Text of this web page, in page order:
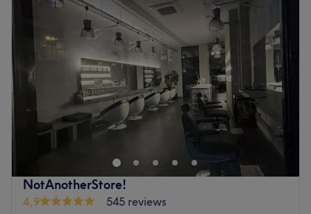
Woensdag
10:00– 18:00
Donderdag
10:00
Vrijdag
10:00
18:00
Zaterdag
10:00
Zondag
Gesloten
Wie zegt dat uiterlijke verzorging alleen voor vrouwen is?
Aan de Keizerstraat in het historisch stadscentrum vind je
The Cave Antwerp. Dit is een barbershop speciaal voor
mannen. Hier kan je heen voor een snit met finish voor je
dagelijkse look. Laat los daarvan of juist in combinatie
met een snit ook bijvoorbeeld je baard trimmen en
verzorgen. Waar je zeker van kan zijn is dat er geen beter
NotAnotherStore!
4,9
545 reviews